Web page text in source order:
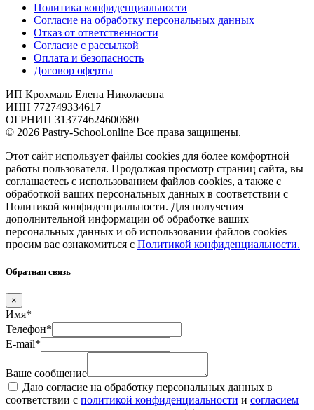
Политика конфиденциальности
Согласие на обработку персональных данных
Отказ от ответственности
Согласие с рассылкой
Оплата и безопасность
Договор оферты
ИП Крохмаль Елена Николаевна
ИНН 772749334617
ОГРНИП 313774624600680
© 2026 Pastry-School.online Все права защищены.
Этот сайт использует файлы cookies для более комфортной
работы пользователя. Продолжая просмотр страниц сайта, вы
соглашаетесь с использованием файлов cookies, а также с
обработкой ваших персональных данных в соответствии с
Политикой конфиденциальности. Для получения
дополнительной информации об обработке ваших
персональных данных и об использовании файлов cookies
просим вас ознакомиться с Политикой конфиденциальности.
Обратная связь
×
Имя*
Телефон*
E-mail*
Ваше сообщение
Даю согласие на обработку персональных данных в
соответствии с политикой конфиденциальности и согласием